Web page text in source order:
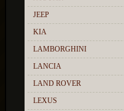
JEEP
KIA
LAMBORGHINI
LANCIA
LAND ROVER
LEXUS